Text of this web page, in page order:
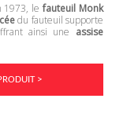
1973, lefauteuil Monk
du fauteuil supporte
ainsi une assise
>